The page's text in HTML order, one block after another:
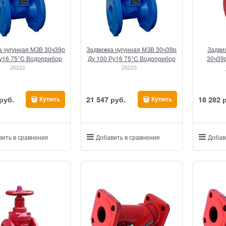
чугунная МЗВ 30ч39р
75°C Водоприбор
26222
Купить
в сравнение
Задвижка чугунная МЗВ 30ч39р
Ду 100 Ру16 75°C Водоприбор
26223
21 547 руб. Купить
Добавить в сравнение
18 282